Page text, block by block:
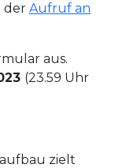
der Aufruf an
aus.
(23.59 Uhr
zielt